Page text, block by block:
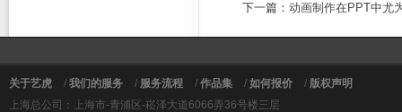
下一篇： 动画制作在PPT中尤
关于艺虎 / 我们的服务 / 服务流程 / 作品集 / 如何报价 / 版权声明
上海总公司：上海市-青浦区-崧泽大道6066弄36号楼三层